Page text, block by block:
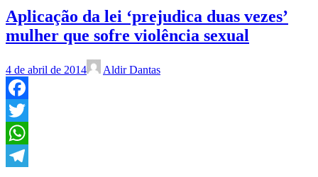
Aplicação da lei ‘prejudica duas vezes’
mulher que sofre violência sexual
4 de abril de 2014 Aldir Dantas
Facebook
Twitter
WhatsApp